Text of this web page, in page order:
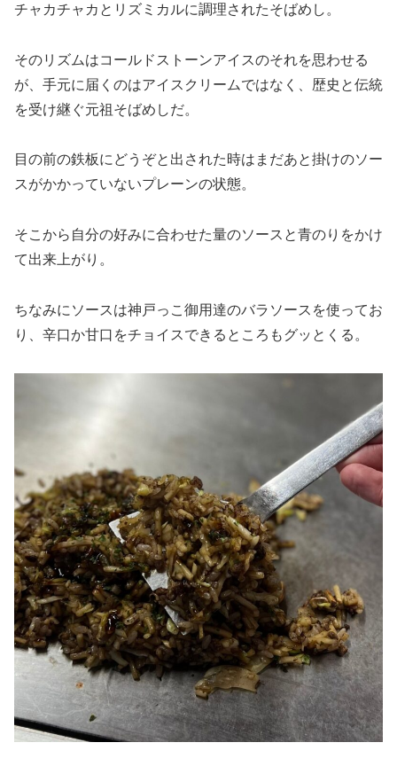
チャカチャカとリズミカルに調理されたそばめし。
そのリズムはコールドストーンアイスのそれを思わせる
が、手元に届くのはアイスクリームではなく、歴史と伝統
を受け継ぐ元祖そばめしだ。
目の前の鉄板にどうぞと出された時はまだあと掛けのソー
スがかかっていないプレーンの状態。
そこから自分の好みに合わせた量のソースと青のりをかけ
て出来上がり。
ちなみにソースは神戸っこ御用達のバラソースを使ってお
り、辛口か甘口をチョイスできるところもグッとくる。